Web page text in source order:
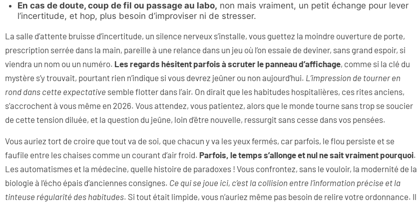
En cas de doute, coup de fil ou passage au labo, non mais vraiment, un petit échange pour lever
l’incertitude, et hop, plus besoin d’improviser ni de stresser.
La salle d’attente bruisse d’incertitude, un silence nerveux s’installe, vous guettez la moindre ouverture de porte,
prescription serrée dans la main, pareille à une relance dans un jeu où l’on essaie de deviner, sans grand espoir, si
viendra un nom ou un numéro. Les regards hésitent parfois à scruter le panneau d’affichage, comme si la clé du
mystère s’y trouvait, pourtant rien n’indique si vous devrez jeûner ou non aujourd’hui. L’impression de tourner en
rond dans cette expectative semble flotter dans l’air. On dirait que les habitudes hospitalières, ces rites anciens,
s’accrochent à vous même en 2026. Vous attendez, vous patientez, alors que le monde tourne sans trop se soucier
de cette tension diluée, et la question du jeûne, loin d’être nouvelle, ressurgit sans cesse dans vos pensées.
Vous auriez tort de croire que tout va de soi, que chacun y va les yeux fermés, car parfois, le flou persiste et se
faufile entre les chaises comme un courant d’air froid. Parfois, le temps s’allonge et nul ne sait vraiment pourquoi.
Les automatismes et la médecine, quelle histoire de paradoxes ! Vous confrontez, sans le vouloir, la modernité de la
biologie à l’écho épais d’anciennes consignes. Ce qui se joue ici, c’est la collision entre l’information précise et la
tinteuse régularité des habitudes. Si tout était limpide, vous n’auriez même pas besoin de relire votre ordonnance. Il